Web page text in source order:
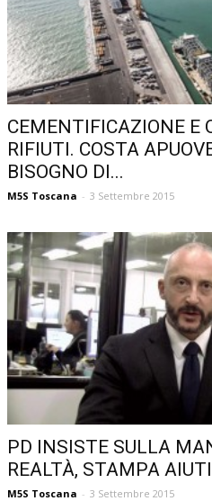
CEMENTIFICAZIONE E
RIFIUTI. COSTA
BISOGNO DI...
M5S Toscana - 3 Settembre 2015
PD INSISTE SULLA
REALTÀ, STAMPA
M5S Toscana - 3 Settembre 2015